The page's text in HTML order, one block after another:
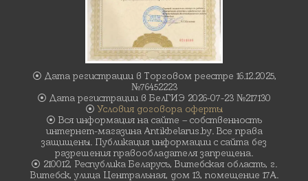
⦿ Дата регистрации в Торговом реестре 16.12.2025,
№76452223
⦿ Дата регистрации в БелГИЭ 2026-07-23 №217130
⦿Условия договора оферты
⦿ Вся информация на сайте – собственность
интернет-магазина Antikbelarus.by. Все права
защищены. Публикация информации с сайта без
разрешения правообладателя запрещена.
⦿ 210012, Республика Беларусь, Витебская область, г.
Витебск, улица Центральная, дом 13, помещение 17А.